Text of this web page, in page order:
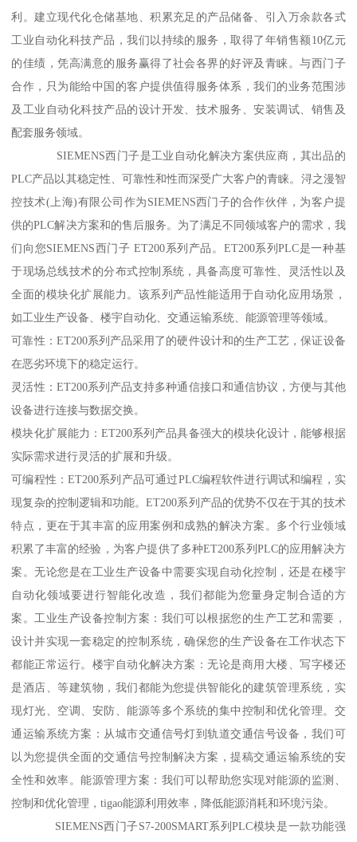
利。建立现代化仓储基地、积累充足的产品储备、引入万余款各式
工业自动化科技产品，我们以持续的服务，取得了年销售额10亿元
的佳绩，凭高满意的服务赢得了社会各界的好评及青睐。与西门子
合作，只为能给中国的客户提供值得服务体系，我们的业务范围涉
及工业自动化科技产品的设计开发、技术服务、安装调试、销售及
配套服务领域。
SIEMENS西门子是工业自动化解决方案供应商，其出品的
PLC产品以其稳定性、可靠性和性而深受广大客户的青睐。浔之漫智
控技术(上海)有限公司作为SIEMENS西门子的合作伙伴，为客户提
供的PLC解决方案和的售后服务。为了满足不同领域客户的需求，我
们向您SIEMENS西门子 ET200系列产品。ET200系列PLC是一种基
于现场总线技术的分布式控制系统，具备高度可靠性、灵活性以及
全面的模块化扩展能力。该系列产品性能适用于自动化应用场景，
如工业生产设备、楼宇自动化、交通运输系统、能源管理等领域。
可靠性：ET200系列产品采用了的硬件设计和的生产工艺，保证设备
在恶劣环境下的稳定运行。
灵活性：ET200系列产品支持多种通信接口和通信协议，方便与其他
设备进行连接与数据交换。
模块化扩展能力：ET200系列产品具备强大的模块化设计，能够根据
实际需求进行灵活的扩展和升级。
可编程性：ET200系列产品可通过PLC编程软件进行调试和编程，实
现复杂的控制逻辑和功能。ET200系列产品的优势不仅在于其的技术
特点，更在于其丰富的应用案例和成熟的解决方案。多个行业领域
积累了丰富的经验，为客户提供了多种ET200系列PLC的应用解决方
案。无论您是在工业生产设备中需要实现自动化控制，还是在楼宇
自动化领域要进行智能化改造，我们都能为您量身定制合适的方
案。工业生产设备控制方案：我们可以根据您的生产工艺和需要，
设计并实现一套稳定的控制系统，确保您的生产设备在工作状态下
都能正常运行。楼宇自动化解决方案：无论是商用大楼、写字楼还
是酒店、等建筑物，我们都能为您提供智能化的建筑管理系统，实
现灯光、空调、安防、能源等多个系统的集中控制和优化管理。交
通运输系统方案：从城市交通信号灯到轨道交通信号设备，我们可
以为您提供全面的交通信号控制解决方案，提稿交通运输系统的安
全性和效率。能源管理方案：我们可以帮助您实现对能源的监测、
控制和优化管理，tigao能源利用效率，降低能源消耗和环境污染。
SIEMENS西门子S7-200SMART系列PLC模块是一款功能强